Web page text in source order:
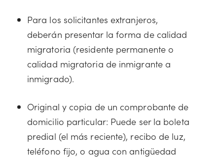
Para los solicitantes extranjeros,
deberán presentar la forma de calidad
migratoria (residente permanente o
calidad migratoria de inmigrante a
inmigrado).
Original y copia de un comprobante de
domicilio particular: Puede ser la boleta
predial (el más reciente), recibo de luz,
teléfono fijo, o agua con antigüedad